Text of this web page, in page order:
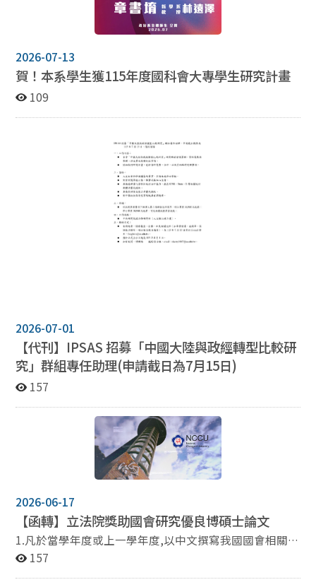
2026-07-13
賀！本系學生獲115年度國科會大專學生研究計畫
109
2026-07-01
【代刊】IPSAS 招募「中國大陸與政經轉型比較研
究」群組專任助理(申請截日為7月15日)
157
2026-06-17
【函轉】立法院獎助國會研究優良博碩士論文
1.凡於當學年度或上一學年度,以中文撰寫我國國會相關議
題之博、碩士論文(如我國國會之制度、功能、地位、議
157